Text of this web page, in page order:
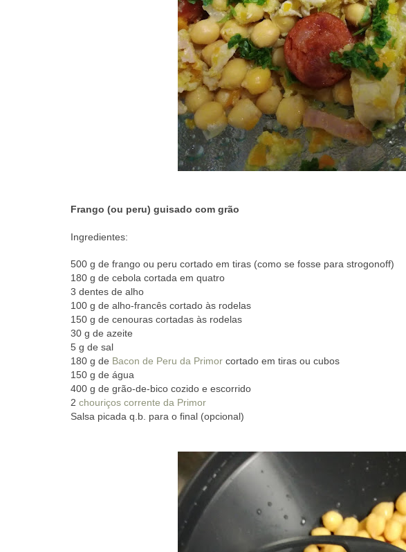
Frango (ou peru) guisado com grão
Ingredientes:
500 g de frango ou peru cortado em tiras (como se fosse para strogonoff)
180 g de cebola cortada em quatro
3 dentes de alho
100 g de alho-francês cortado às rodelas
150 g de cenouras cortadas às rodelas
30 g de azeite
5 g de sal
180 g de Bacon de Peru da Primor cortado em tiras ou cubos
150 g de água
400 g de grão-de-bico cozido e escorrido
2 chouriços corrente da Primor
Salsa picada q.b. para o final (opcional)